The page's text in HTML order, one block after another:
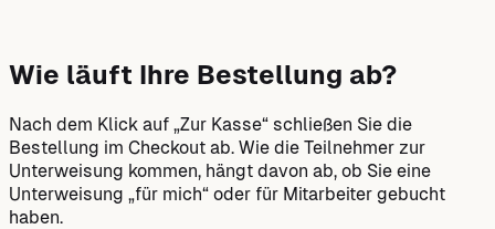
Wie läuft Ihre Bestellung ab?
Nach dem Klick auf „Zur Kasse“ schließen Sie die
Bestellung im Checkout ab. Wie die Teilnehmer zur
Unterweisung kommen, hängt davon ab, ob Sie eine
Unterweisung „für mich“ oder für Mitarbeiter gebucht
haben.